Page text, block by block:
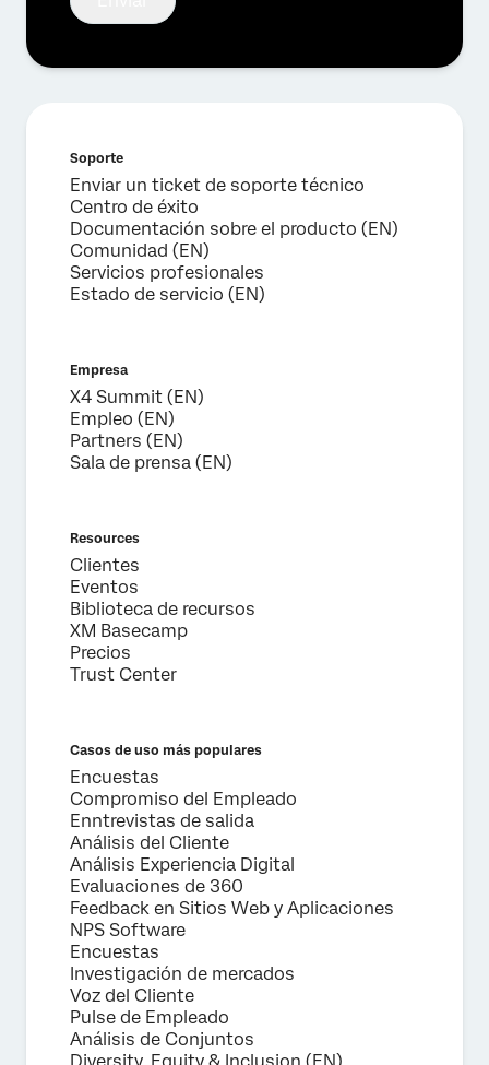
Nombre*
Apellido*
Empresa*
Puesto*
Correo electrónico*
País*
Privacy
Optin
Al proporcionar esta información, autorizas que podremos
procesar tus datos personales de acuerdo con nuestra
política de privacidad
Soporte
Enviar un ticket de soporte técnico
Centro de éxito
Documentación sobre el producto (EN)
Comunidad (EN)
Servicios profesionales
Estado de servicio (EN)
Empresa
X4 Summit (EN)
Empleo (EN)
Partners (EN)
Sala de prensa (EN)
Resources
Clientes
Eventos
Biblioteca de recursos
XM Basecamp
Precios
Trust Center
Casos de uso más populares
Encuestas
Compromiso del Empleado
Enntrevistas de salida
Análisis del Cliente
Análisis Experiencia Digital
Evaluaciones de 360
Feedback en Sitios Web y Aplicaciones
NPS Software
Encuestas
Investigación de mercados
Voz del Cliente
Pulse de Empleado
Análisis de Conjuntos